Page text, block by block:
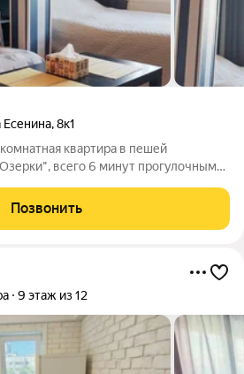
Есенина,8к1
квартира в пешей
всего 6 минут прогулочным
Позвонить
9 этаж из 12